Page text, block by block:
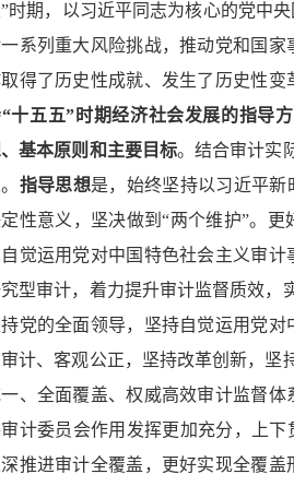
时期，以习近平同志为核心的党中
系列重大风险挑战，推动党和国
得了历史性成就、发生了历史性变
十五五”时期经济社会发展的指导
基本原则和主要目标。结合审计实
指导思想是，始终坚持以习近平新
性意义，坚决做到“两个维护”。
觉运用党对中国特色社会主义审
型审计，着力提升审计监督质效，
党的全面领导，坚持自觉运用党
计、客观公正，坚持改革创新，坚
、全面覆盖、权威高效审计监督体
计委员会作用发挥更加充分，上
推进审计全覆盖，更好实现全覆盖